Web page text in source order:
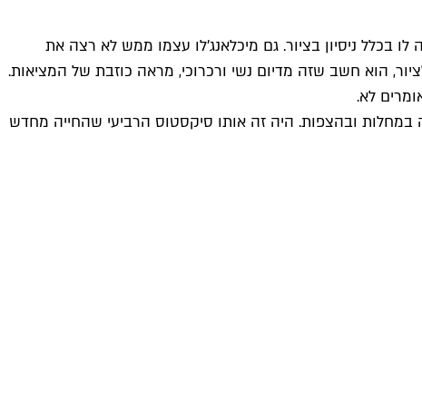
בכלל ניסיון בציור. גם מיכלאנג'לו עצמו ממש לא רצה את
הוא חשב שזה מדיום נשי ורכרוכי, מראה כוזבת של המציאות.
לא.
ובהצפות. היה זה אותו סיקסטוס הרביעי שהחייה מחדש